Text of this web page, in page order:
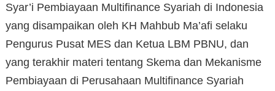
Syar’i Pembiayaan Multifinance Syariah di Indonesia
yang disampaikan oleh KH Mahbub Ma’afi selaku
Pengurus Pusat MES dan Ketua LBM PBNU, dan
yang terakhir materi tentang Skema dan Mekanisme
Pembiayaan di Perusahaan Multifinance Syariah